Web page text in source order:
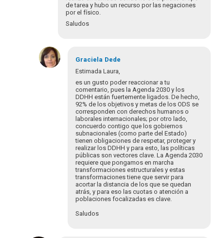
de tarea y hubo un recurso por las negaciones
por el físico.
Saludos
respuesta
Graciela Dede
Estimada Laura,
es un gusto poder reaccionar a tu
comentario, pues la Agenda 2030 y los
DDHH están fuertemente ligados. De hecho,
92% de los objetivos y metas de los ODS se
corresponden con derechos humanos o
laborales internacionales; por otro lado,
concuerdo contigo que los gobiernos
subnacionales (como parte del Estado)
tienen obligaciones de respetar, proteger y
realizar los DDHH y para esto, las políticas
públicas son vectores clave. La Agenda 2030
requiere que pongamos en marcha
transformaciones estructurales y estas
transformaciones tiene que servir para
acortar la distancia de los que se quedan
atrás, y para eso las cuotas o atención a
poblaciones focalizadas es clave.
Saludos